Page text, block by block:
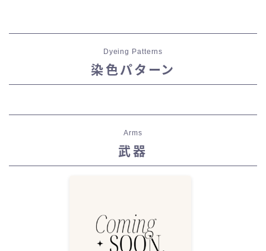
Dyeing Patterns
染色パターン
Arms
武器